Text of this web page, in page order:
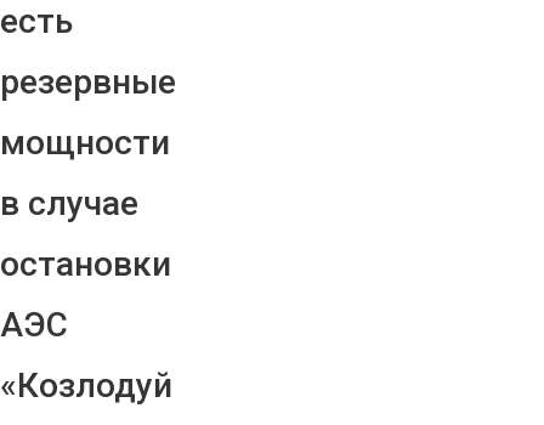
есть
резервные
мощности
в случае
остановки
АЭС
«Козлодуй